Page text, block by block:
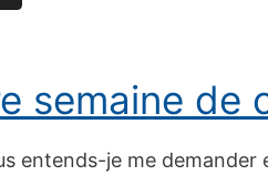
semaine de
entends-je me